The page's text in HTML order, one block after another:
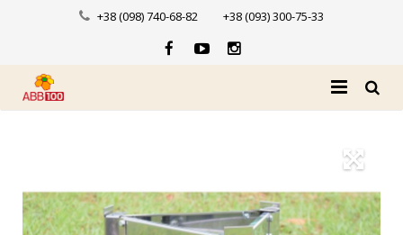
+38 (098) 740-68-82 +38 (093) 300-75-33
Каталог